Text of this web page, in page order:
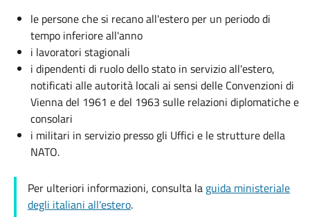
le persone che si recano all'estero per un periodo di
tempo inferiore all'anno
i lavoratori stagionali
i dipendenti di ruolo dello stato in servizio all'estero,
notificati alle autorità locali ai sensi delle Convenzioni di
Vienna del 1961 e del 1963 sulle relazioni diplomatiche e
consolari
i militari in servizio presso gli Uffici e le strutture della
NATO.
Per ulteriori informazioni, consulta la guida ministeriale
degli italiani all'estero.